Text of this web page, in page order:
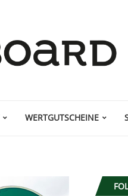
WERTGUTSCHEINE